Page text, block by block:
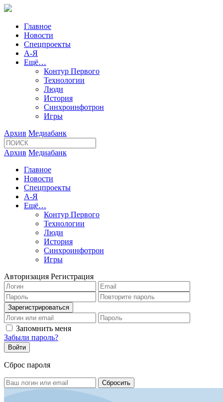
Главное
Новости
Спецпроекты
А-Я
Ещё…
Контур Первого
Технологии
Люди
История
Синхроинфотрон
Игры
Архив Медиабанк
Архив Медиабанк
Главное
Новости
Спецпроекты
А-Я
Ещё…
Контур Первого
Технологии
Люди
История
Синхроинфотрон
Игры
Авторизация Регистрация
Запомнить меня
Забыли пароль?
Сброс пароля